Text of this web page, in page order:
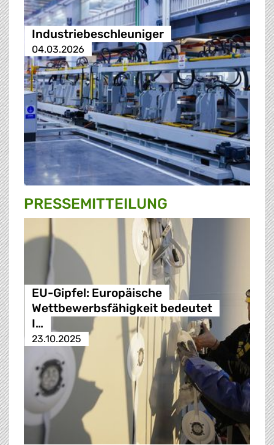
Industriebeschleuniger
04.03.2026
PRESSE­MITTEILUNG
EU-Gipfel: Europäische
Wettbewerbsfähigkeit bedeutet
I…
23.10.2025